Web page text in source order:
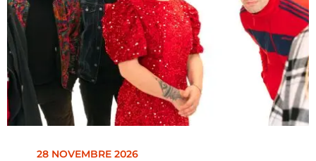
28 NOVEMBRE 2026